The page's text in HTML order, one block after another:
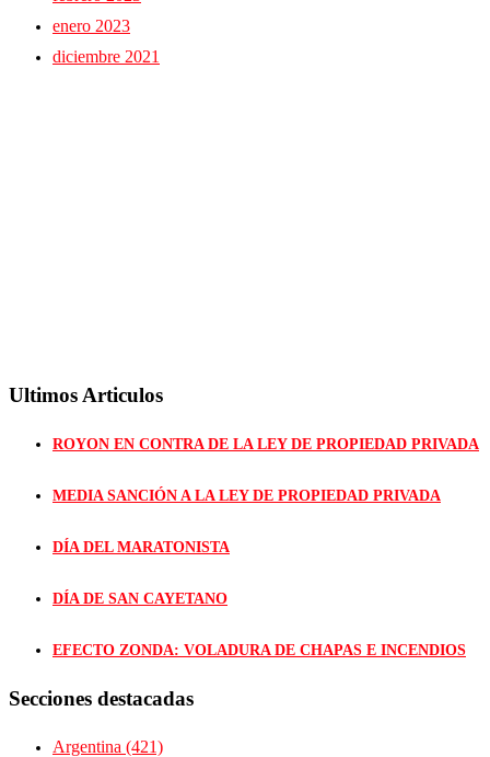
enero 2023
diciembre 2021
Ultimos Articulos
ROYON EN CONTRA DE LA LEY DE PROPIEDAD PRIVADA
MEDIA SANCIÓN A LA LEY DE PROPIEDAD PRIVADA
DÍA DEL MARATONISTA
DÍA DE SAN CAYETANO
EFECTO ZONDA: VOLADURA DE CHAPAS E INCENDIOS
Secciones destacadas
Argentina (421)